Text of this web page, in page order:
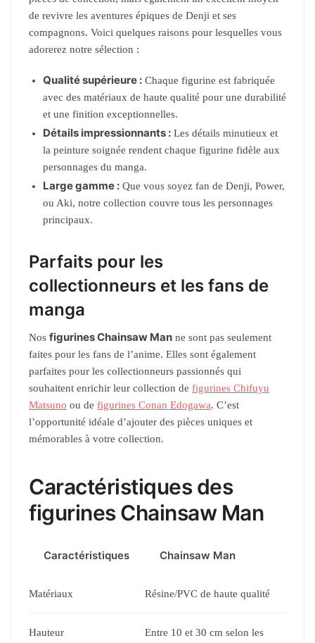
de revivre les aventures épiques de Denji et ses
compagnons. Voici quelques raisons pour lesquelles vous
adorerez notre sélection :
Qualité supérieure : Chaque figurine est fabriquée
avec des matériaux de haute qualité pour une durabilité
et une finition exceptionnelles.
Détails impressionnants : Les détails minutieux et
la peinture soignée rendent chaque figurine fidèle aux
personnages du manga.
Large gamme : Que vous soyez fan de Denji, Power,
ou Aki, notre collection couvre tous les personnages
principaux.
Parfaits pour les
collectionneurs et les fans de
manga
Nos figurines Chainsaw Man ne sont pas seulement
faites pour les fans de l’anime. Elles sont également
parfaites pour les collectionneurs passionnés qui
souhaitent enrichir leur collection de figurines Chifuyu
Matsuno ou de figurines Conan Edogawa. C’est
l’opportunité idéale d’ajouter des pièces uniques et
mémorables à votre collection.
Caractéristiques des
figurines Chainsaw Man
Caractéristiques Chainsaw Man
Matériaux Résine/PVC de haute qualité
Hauteur
Entre 10 et 30 cm selon les